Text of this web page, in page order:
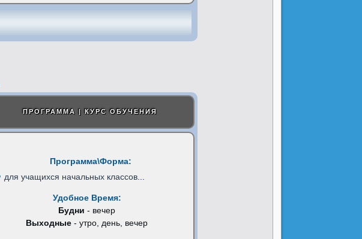
ПРОГРАММА | КУРС ОБУЧЕНИЯ
Программа\Форма:
для учащихся начальных классов...
Удобное Время:
Будни - вечер
Выходные - утро, день, вечер